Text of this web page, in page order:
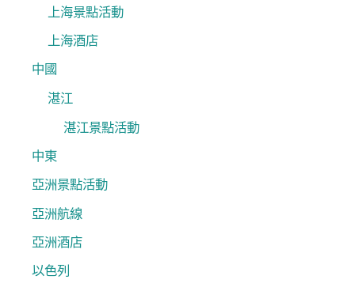
上海景點活動
上海酒店
中國
湛江
湛江景點活動
中東
亞洲景點活動
亞洲航線
亞洲酒店
以色列